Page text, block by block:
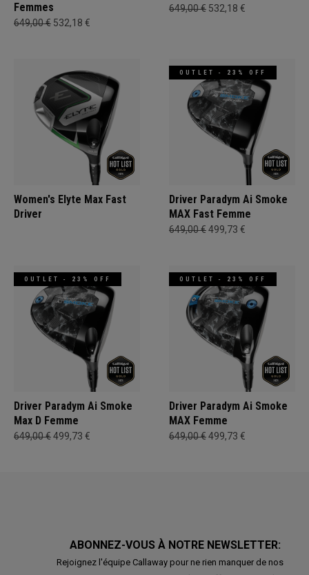
Femmes
649,00 € 532,18 €
649,00 € 532,18 €
Women's Elyte Max Fast
Driver
OUTLET - 23% OFF
Driver Paradym Ai Smoke
MAX Fast Femme
649,00 €499,73 €
OUTLET - 23% OFF
Driver Paradym Ai Smoke
Max D Femme
649,00 €499,73 €
OUTLET - 23% OFF
Driver Paradym Ai Smoke
MAX Femme
649,00 €499,73 €
ABONNEZ-VOUS À NOTRE NEWSLETTER:
Rejoignez l'équipe Callaway pour ne rien manquer de nos